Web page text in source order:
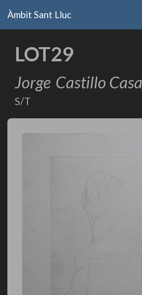
Àmbit Sant Lluc
LOT29
Jorge Castillo
S/T